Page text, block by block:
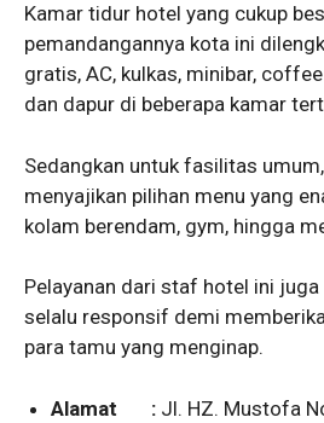
Kamar tidur hotel yang cukup
pemandangannya kota ini
gratis, AC, kulkas, minibar,
dan dapur di beberapa kamar
Sedangkan untuk fasilitas
menyajikan pilihan menu yang
kolam berendam, gym, hingga
Pelayanan dari staf hotel ini
selalu responsif demi
para tamu yang menginap.
Alamat : Jl. HZ. Mustofa